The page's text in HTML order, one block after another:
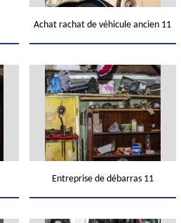
Achat rachat de véhicule ancien 11
Entreprise de débarras 11